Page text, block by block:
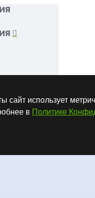
сайт использует
в Политике